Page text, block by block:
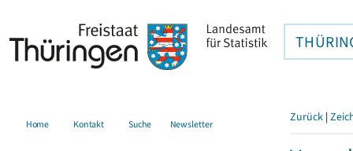
Home Kontakt Suche Newsletter Zurück |